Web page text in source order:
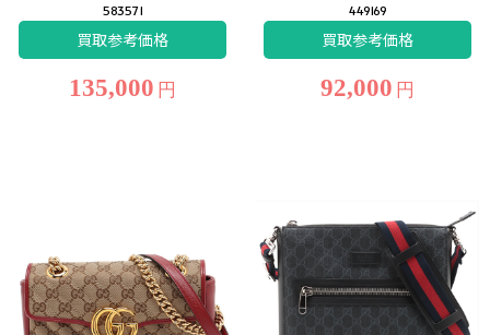
583571
買取参考価格
135,000 円
449169
買取参考価格
92,000 円